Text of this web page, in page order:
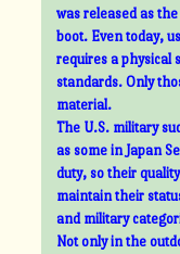
was released as
boot. Even today,
requires a physical
standards. Only
material.
The U.S. military
as some in Japan
duty, so their
maintain their
and military
Not only in the